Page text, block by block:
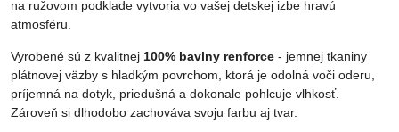
na ružovom podklade vytvoria vo vašej detskej izbe hravú
atmosféru.
Vyrobené sú z kvalitnej 100% bavlny renforce - jemnej tkaniny
plátnovej väzby s hladkým povrchom, ktorá je odolná voči oderu,
príjemná na dotyk, priedušná a dokonale pohlcuje vlhkosť.
Zároveň si dlhodobo zachováva svoju farbu aj tvar.